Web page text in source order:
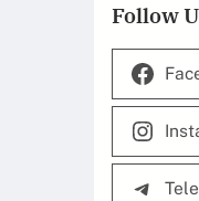
Follow